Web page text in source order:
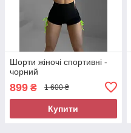
Шорти жіночі спортивні -
чорний
899 ₴ 1 600 ₴
Купити